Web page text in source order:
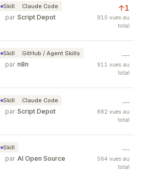
Skill Claude Code
MoviePy — Python Video Editing
Python library for video editing: cutting,
par Script Depot
↑1
910 vues au
total
Skill GitHub / Agent Skills
Awesome n8n — Workflow
Curated n8n workflow templates for data
par n8n
—
911 vues au
total
Skill Claude Code
CAMEL — Multi-Agent Framework at
CAMEL is a multi-agent framework for
par Script Depot
—
882 vues au
total
Skill
Kepler.gl — Open Source Geospatial
A powerful open-source tool for large-scale
par AI Open Source
—
564 vues au
total